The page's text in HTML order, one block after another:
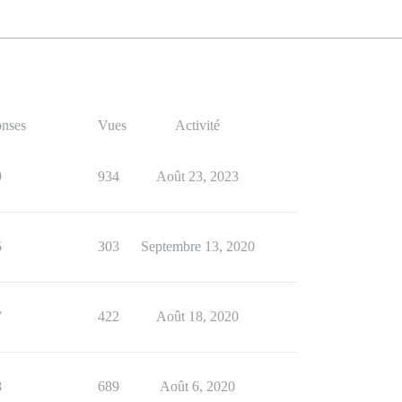
Vues Activité
934 Août 23, 2023
303 Septembre 13, 2020
422 Août 18, 2020
689 Août 6, 2020